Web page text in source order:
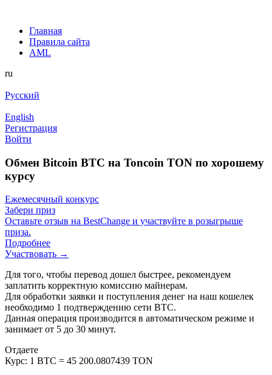
Главная
Правила сайта
AML
ru
Русский
English
Регистрация
Войти
Обмен Bitcoin BTC на Toncoin TON по хорошему
курсу
Ежемесячный конкурс
Забери приз
Оставьте отзыв на BestChange и участвуйте в розыгрыше
приза.
Подробнее
Участвовать →
Для того, чтобы перевод дошел быстрее, рекомендуем
заплатить корректную комиссию майнерам.
Для обработки заявки и поступления денег на наш кошелек
необходимо 1 подтверждению сети BTC.
Данная операция производится в автоматическом режиме и
занимает от 5 до 30 минут.
Отдаете
Курс: 1 BTC = 45 200.0807439 TON